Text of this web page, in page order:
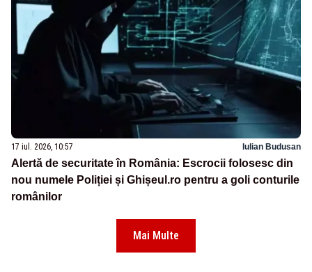
17 iul. 2026, 10:57 Iulian Budusan
Alertă de securitate în România: Escrocii folosesc din
nou numele Poliției și Ghișeul.ro pentru a goli conturile
românilor
Mai Multe